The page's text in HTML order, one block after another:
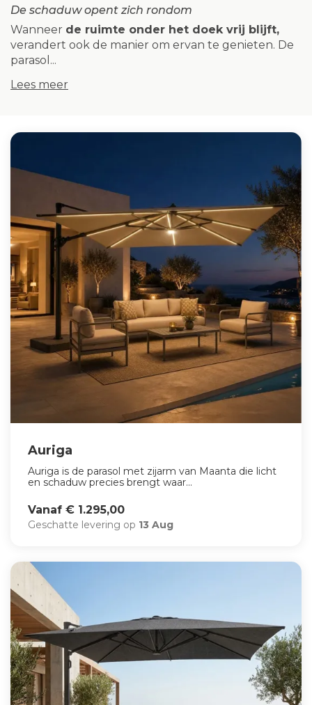
De schaduw opent zich rondom
Wanneer de ruimte onder het doek vrij blijft,
verandert ook de manier om ervan te genieten. De
parasol...
Lees meer
Auriga
Auriga is de parasol met zijarm van Maanta die licht
en schaduw precies brengt waar...
Vanaf € 1.295,00
Geschatte levering op 13 Aug